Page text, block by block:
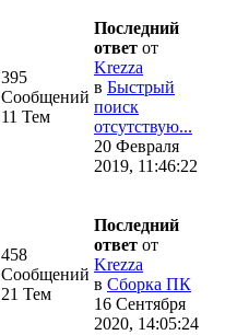
395
Сообщений
11 Тем
Последний
ответ от
Krezza
в Быстрый
поиск
отсутствую...
20 Февраля
2019, 11:46:22
458
Сообщений
21 Тем
Последний
ответ от
Krezza
в Сборка ПК
16 Сентября
2020, 14:05:24